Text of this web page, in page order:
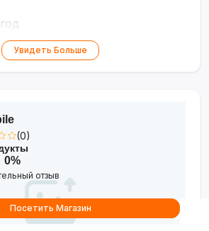
Увидеть Больше
(0)
0%
отзыв
Посетить Магазин